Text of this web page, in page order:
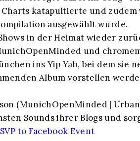
Charts katapultierte und zudem
ausgewählt wurde.
in der Heimat wieder
und
ins Yip Yab, bei dem sie
Album vorstellen
(MunichOpenMinded |
Sounds ihrer Blogs und
to Facebook Event